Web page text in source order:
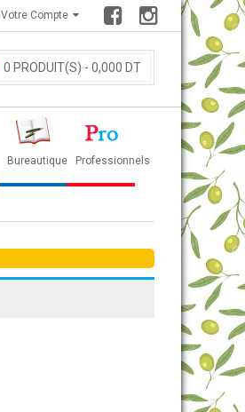
Votre Compte
0 PRODUIT(S) - 0,000 DT
Bureautique Professionnels